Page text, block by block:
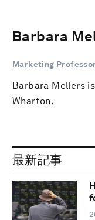
Barbara
Marketing
Barbara Mellers
Wharton.
最新記事